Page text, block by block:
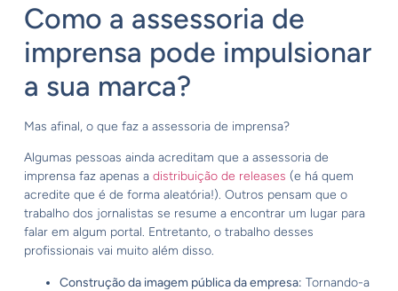
Como a assessoria de
imprensa pode impulsionar
a sua marca?
Mas afinal, o que faz a assessoria de imprensa?
Algumas pessoas ainda acreditam que a assessoria de
imprensa faz apenas a distribuição de releases (e há quem
acredite que é de forma aleatória!). Outros pensam que o
trabalho dos jornalistas se resume a encontrar um lugar para
falar em algum portal. Entretanto, o trabalho desses
profissionais vai muito além disso.
Construção da imagem pública da empresa: Tornando-a